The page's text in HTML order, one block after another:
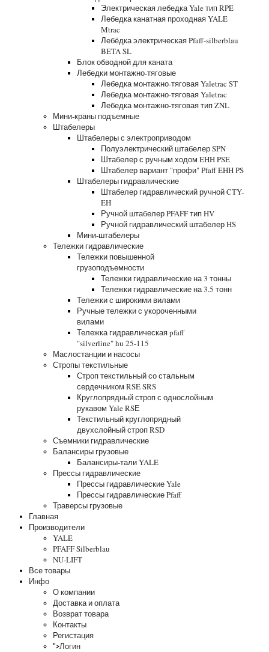
Электрическая лебедка Yale тип RPE
Лебедка канатная проходная YALE
Mtrac
Лебёдка электрическая Pfaff-silberblau
BETA SL
Блок обводной для каната
Лебедки монтажно-тяговые
Лебедка монтажно-тяговая Yaletrac ST
Лебедка монтажно-тяговая Yaletrac
Лебедка монтажно-тяговая тип ZNL
Мини-краны подъемные
Штабелеры
Штабелеры с электроприводом
Полуэлектрический штабелер SPN
Штабелер с ручным ходом EHH PSE
Штабелер вариант "профи" Pfaff EHH PS
Штабелеры гидравлические
Штабелер гидравлический ручной CTY-
EH
Ручной штабелер PFAFF тип HV
Ручной гидравлический штабелер HS
Мини-штабелеры
Тележки гидравлические
Тележки повышенной
грузоподъемности
Тележки гидравлические на 3 тонны
Тележки гидравлические на 3.5 тонн
Тележки с широкими вилами
Ручные тележки с укороченными
вилами
Тележка гидравлическая pfaff
"silverline" hu 25-115
Маслостанции и насосы
Стропы текстильные
Строп текстильный со стальным
сердечником RSE SRS
Круглопрядный строп с однослойным
рукавом Yale RSЕ
Текстильный круглопрядный
двухслойный строп RSD
Съемники гидравлические
Балансиры грузовые
Балансиры-тали YALE
Прессы гидравлические
Прессы гидравлические Yale
Прессы гидравлические Pfaff
Траверсы грузовые
Главная
Производители
YALE
PFAFF Silberblau
NU-LIFT
Все товары
Инфо
О компании
Доставка и оплата
Возврат товара
Контакты
Регистация
">Логин